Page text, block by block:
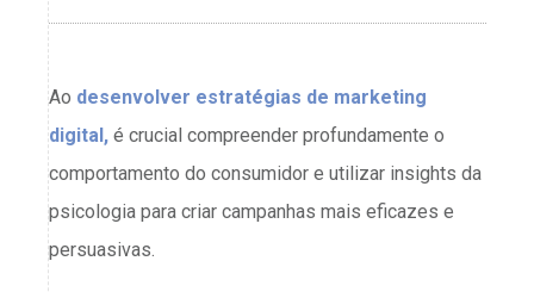
Ao desenvolver estratégias de marketing
digital, é crucial compreender profundamente o
comportamento do consumidor e utilizar insights da
psicologia para criar campanhas mais eficazes e
persuasivas.